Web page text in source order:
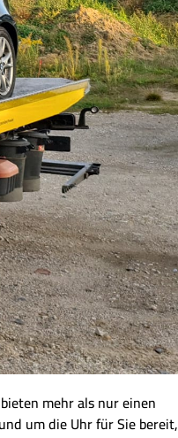
mehr als nur einen
um die Uhr für Sie bereit,